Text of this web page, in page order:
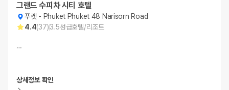
그랜드 수피차 시티 호텔
푸켓 - Phuket Phuket 48 Narisorn Road
4.4(37)3.5성급호텔/리조트
…
상세정보 확인